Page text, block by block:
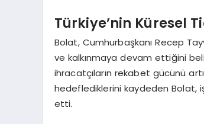
Türkiye’nin Küresel
Bolat, Cumhurbaşkanı Recep
ve kalkınmaya devam ettiğini
ihracatçıların rekabet gücünü
hedeflediklerini kaydeden Bolat,
etti.